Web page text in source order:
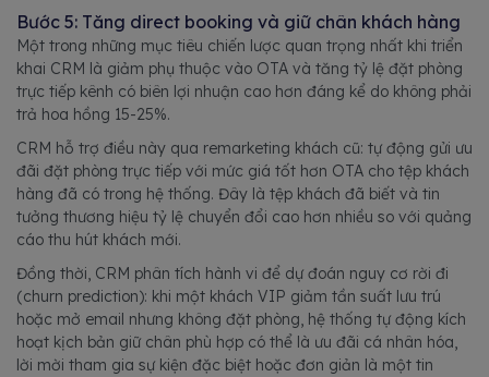
Bước 5: Tăng direct booking và giữ chân khách hàng
Một trong những mục tiêu chiến lược quan trọng nhất khi triển
khai CRM là giảm phụ thuộc vào OTA và tăng tỷ lệ đặt phòng
trực tiếp kênh có biên lợi nhuận cao hơn đáng kể do không phải
trả hoa hồng 15-25%.
CRM hỗ trợ điều này qua remarketing khách cũ: tự động gửi ưu
đãi đặt phòng trực tiếp với mức giá tốt hơn OTA cho tệp khách
hàng đã có trong hệ thống. Đây là tệp khách đã biết và tin
tưởng thương hiệu tỷ lệ chuyển đổi cao hơn nhiều so với quảng
cáo thu hút khách mới.
Đồng thời, CRM phân tích hành vi để dự đoán nguy cơ rời đi
(churn prediction): khi một khách VIP giảm tần suất lưu trú
hoặc mở email nhưng không đặt phòng, hệ thống tự động kích
hoạt kịch bản giữ chân phù hợp có thể là ưu đãi cá nhân hóa,
lời mời tham gia sự kiện đặc biệt hoặc đơn giản là một tin